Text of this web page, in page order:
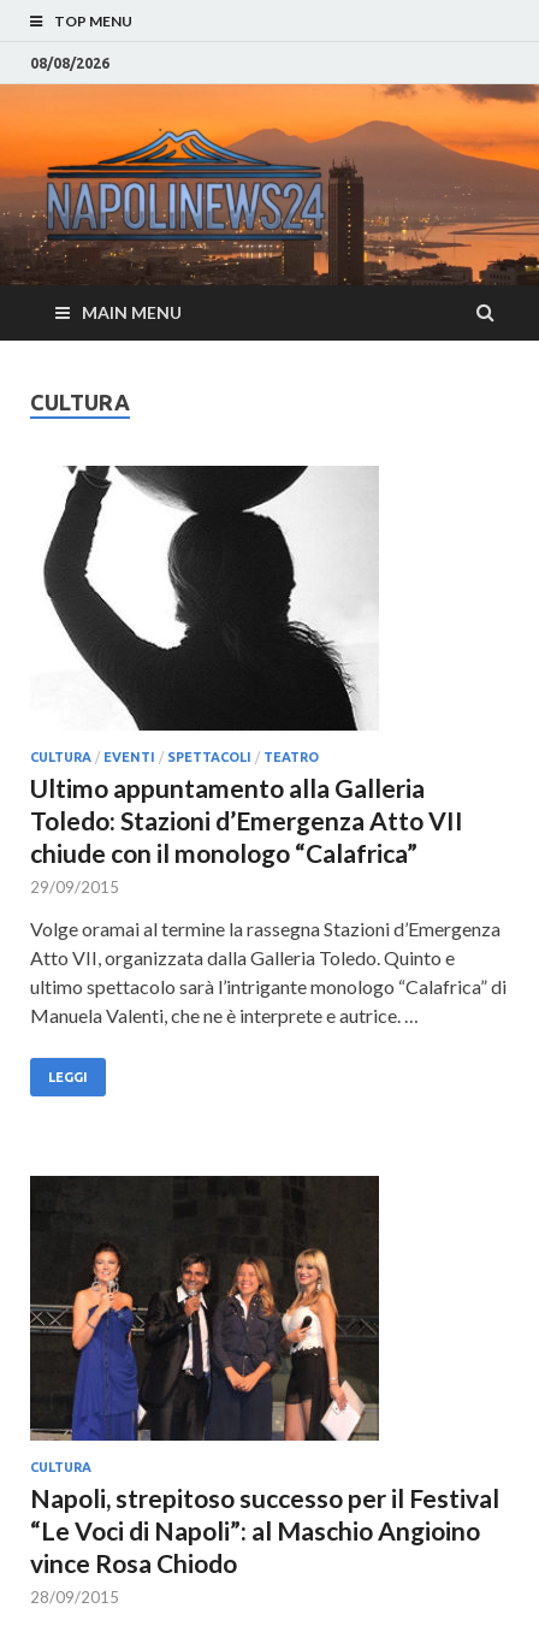
TOP MENU
08/08/2026
–
Napoli
Notizie sulla citta di
Napoli e Campania
Eventi, Sport
MAIN MENU
CULTURA
CULTURA / EVENTI / SPETTACOLI / TEATRO
Ultimo appuntamento alla Galleria
Toledo: Stazioni d’Emergenza Atto VII
chiude con il monologo “Calafrica”
29/09/2015
Volge oramai al termine la rassegna Stazioni d’Emergenza
Atto VII, organizzata dalla Galleria Toledo. Quinto e
ultimo spettacolo sarà l’intrigante monologo “Calafrica” di
Manuela Valenti, che ne è interprete e autrice. …
LEGGI
CULTURA
Napoli, strepitoso successo per il Festival
“Le Voci di Napoli”: al Maschio Angioino
vince Rosa Chiodo
28/09/2015